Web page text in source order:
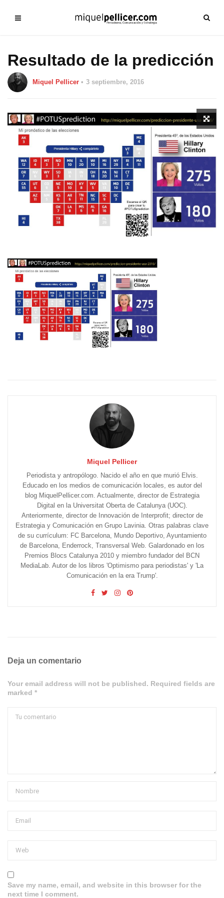
Resultado de la predicción
Miquel Pellicer 3 septiembre, 2016
Miquel Pellicer
Periodista y antropólogo. Nacido el año en que murió Elvis.
Educado en los medios de comunicación locales, es autor del
blog MiquelPellicer.com. Actualmente, director de Estrategia
Digital en la Universitat Oberta de Catalunya (UOC).
Anteriormente, director de Innovación de Interprofit; director de
Estrategia y Comunicación en Grupo Lavinia. Otras palabras clave
de su currículum: FC Barcelona, Mundo Deportivo, Ayuntamiento
de Barcelona, Enderrock, Transversal Web. Galardonado en los
Premios Blocs Catalunya 2010 y miembro fundador del BCN
MediaLab. Autor de los libros 'Optimismo para periodistas' y 'La
Comunicación en la era Trump'.
Deja un comentario
Your email address will not be published. Required fields are
marked *
Save my name, email, and website in this browser for the
next time I comment.